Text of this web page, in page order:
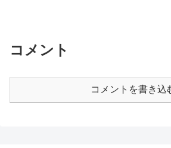
コメント
コメントを書き込